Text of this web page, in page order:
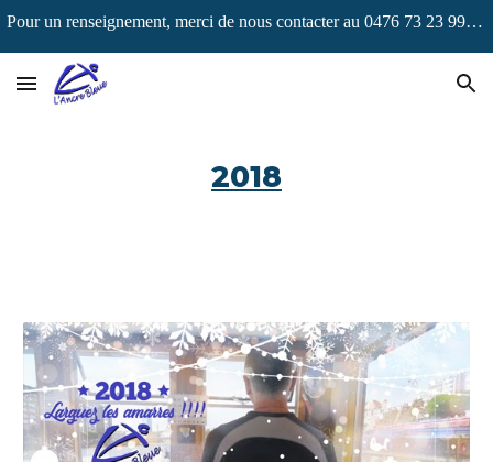
Pour un renseignement, merci de nous contacter au 0476 73 23 99 ou via navigations@ancrebleue.be !
2018